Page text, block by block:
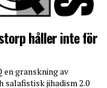
håller inte för
en granskning av
jihadism 2.0